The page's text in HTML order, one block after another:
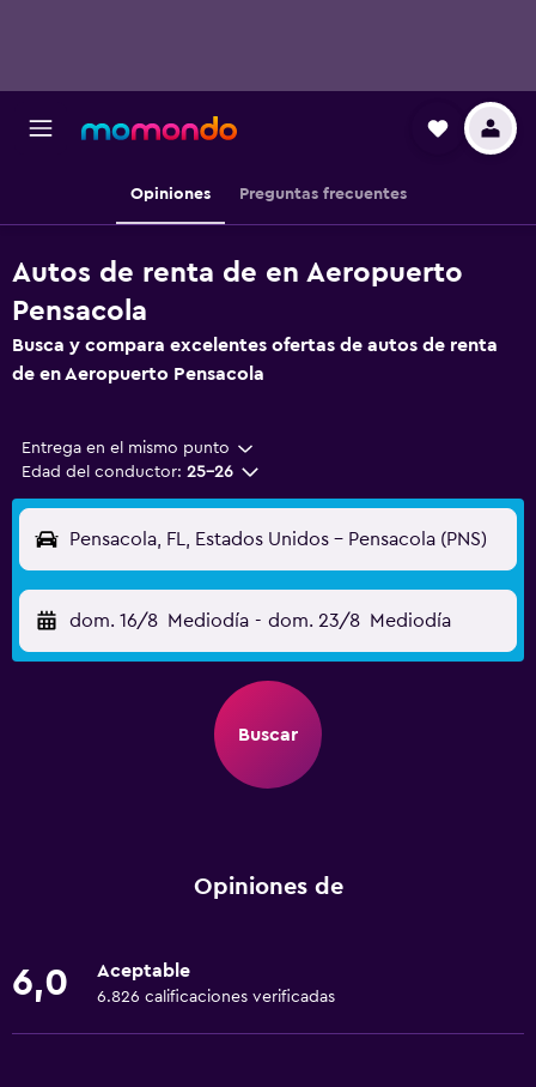
Opiniones Preguntas frecuentes
Autos de renta de en Aeropuerto
Pensacola
Busca y compara excelentes ofertas de autos de renta
de en Aeropuerto Pensacola
Entrega en el mismo punto
Edad del conductor: 25-26
Pensacola, FL, Estados Unidos - Pensacola (PNS)
dom. 16/8 Mediodía - dom. 23/8 Mediodía
Buscar
Opiniones de
6,0 Aceptable
6.826 calificaciones verificadas